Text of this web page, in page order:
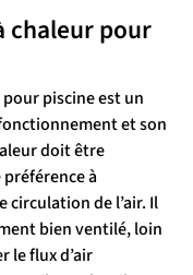
chaleur pour
piscine est un
et son
doit être
à
circulation de l’air. Il
bien ventilé, loin
le flux d’air